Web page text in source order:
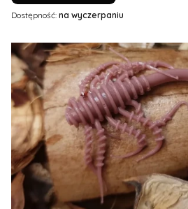
Dostępność: na wyczerpaniu